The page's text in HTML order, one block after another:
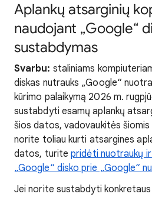
Aplankų atsarginių
naudojant „Google“
sustabdymas
Svarbu: staliniams
diskas nutrauks „Google“
kūrimo palaikymą 2026 m.
sustabdyti esamų aplankų
šios datos, vadovaukitės šiomis
norite toliau kurti atsargines
datos, turitepridėti nuotraukų
„Google“ disko prie „Google“
Jei norite sustabdyti